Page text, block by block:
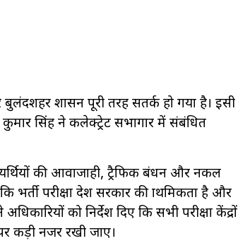
प्रशासन पूरी तरह सतर्क हो गया है। इसी
कुमार सिंह ने कलेक्ट्रेट सभागार में संबंधित
की आवाजाही, ट्रैफिक प्रबंधन और नकल
परीक्षा प्रदेश सरकार की प्राथमिकता है और
को निर्देश दिए कि सभी परीक्षा केंद्रों
कड़ी नजर रखी जाए।